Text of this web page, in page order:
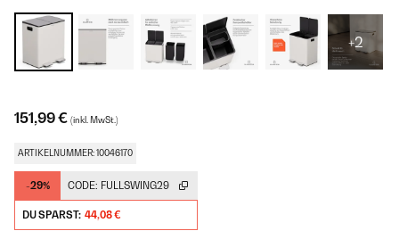
+2
151,99 € (inkl. MwSt.)
ARTIKELNUMMER: 10046170
-29% CODE: FULLSWING29
DU SPARST: 44,08 €